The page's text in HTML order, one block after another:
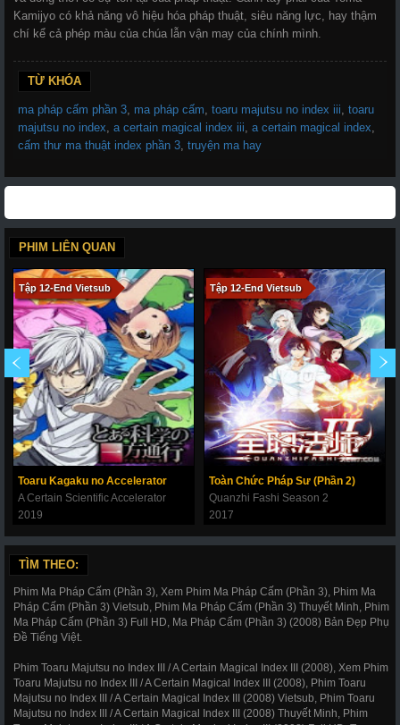
Kamijyo có khả năng vô hiệu hóa pháp thuật, siêu năng lực, hay thậm
chí kể cả phép màu của chúa lẫn vận may của chính mình.
TỪ KHÓA
ma pháp cấm phần 3 ma pháp cấm toaru majutsu no index iii toaru
majutsu no index a certain magical index iii a certain magical index
cấm thư ma thuật index phần 3 truyện ma hay
PHIM LIÊN QUAN
Tập 12-End Vietsub
Toaru Kagaku no Accelerator
A Certain Scientific Accelerator
2019
Tập 12-End Vietsub
Toàn Chức Pháp Sư (Phần 2)
Quanzhi Fashi Season 2
2017
TÌM THEO:
Phim Ma Pháp Cấm (Phần 3), Xem Phim Ma Pháp Cấm (Phần 3), Phim Ma
Pháp Cấm (Phần 3) Vietsub, Phim Ma Pháp Cấm (Phần 3) Thuyết Minh, Phim
Ma Pháp Cấm (Phần 3) Full HD, Ma Pháp Cấm (Phần 3) (2008) Bản Đẹp Phụ
Đề Tiếng Việt.
Phim Toaru Majutsu no Index III / A Certain Magical Index III (2008), Xem Phim
Toaru Majutsu no Index III / A Certain Magical Index III (2008), Phim Toaru
Majutsu no Index III / A Certain Magical Index III (2008) Vietsub, Phim Toaru
Majutsu no Index III / A Certain Magical Index III (2008) Thuyết Minh, Phim